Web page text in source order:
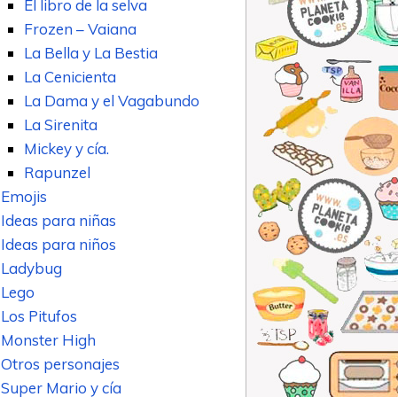
El libro de la selva
Frozen – Vaiana
La Bella y La Bestia
La Cenicienta
La Dama y el Vagabundo
La Sirenita
Mickey y cía.
Rapunzel
Emojis
Ideas para niñas
Ideas para niños
Ladybug
Lego
Los Pitufos
Monster High
Otros personajes
Super Mario y cía